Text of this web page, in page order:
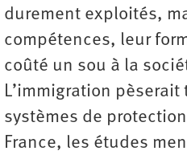
durement exploités,
compétences, leur
coûté un sou à la
L’immigration
systèmes de
France, les études